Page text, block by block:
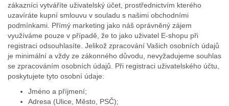
zákazníci vytváříte uživatelský účet, prostřednictvím kterého
uzavíráte kupní smlouvu v souladu s našimi obchodními
podmínkami. Přímý marketing jako náš oprávněný zájem
využíváme pouze v případě, že to jako uživatel E-shopu při
registraci odsouhlasíte. Jelikož zpracování Vašich osobních údajů
je minimální a vždy ze zákonného důvodu, nevyžadujeme souhlas
se zpracováním osobních údajů. Při registraci uživatelského účtu,
poskytujete tyto osobní údaje:
Jméno a příjmení;
Adresa (Ulice, Město, PSČ);